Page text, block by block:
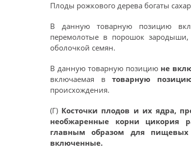
Плоды рожкового дерева богаты
В данную товарную позицию
перемолотые в порошок
оболочкой семян.
В данную товарную позицию не
включаемая втоварную
происхождения.
(Г) Косточки плодов и их ядра,
необжаренные корни цикория
главным образом для
включенные.